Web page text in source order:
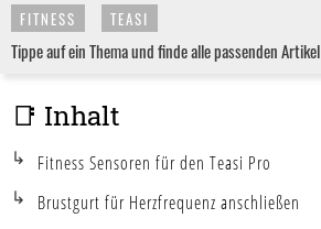
FITNESS TEASI
Tippe auf ein Thema und finde alle passenden Artikel
📑 Inhalt
Fitness Sensoren für den Teasi Pro
Brustgurt für Herzfrequenz anschließen